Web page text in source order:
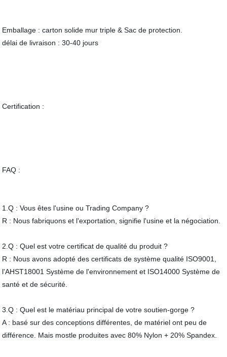
Emballage : carton solide mur triple & Sac de protection.
délai de livraison : 30-40 jours
Certification :
FAQ :
1.Q : Vous êtes l'usine ou Trading Company ?
R : Nous fabriquons et l'exportation, signifie l'usine et la négociation.
2.Q : Quel est votre certificat de qualité du produit ?
R : Nous avons adopté des certificats de système qualité ISO9001,
l'AHST18001 Système de l'environnement et ISO14000 Système de
santé et de sécurité.
3.Q : Quel est le matériau principal de votre soutien-gorge ?
A : basé sur des conceptions différentes, de matériel ont peu de
différence. Mais mostle produites avec 80% Nylon + 20% Spandex.